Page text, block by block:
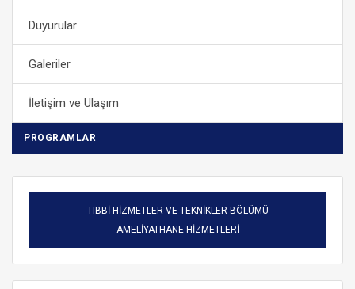
Duyurular
Galeriler
İletişim ve Ulaşım
PROGRAMLAR
TIBBİ HİZMETLER VE TEKNİKLER BÖLÜMÜ
AMELİYATHANE HİZMETLERİ